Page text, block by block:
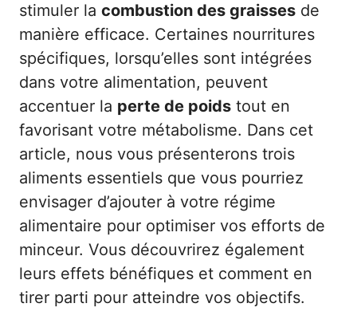
stimuler la combustion des graisses de
manière efficace. Certaines nourritures
spécifiques, lorsqu’elles sont intégrées
dans votre alimentation, peuvent
accentuer la perte de poids tout en
favorisant votre métabolisme. Dans cet
article, nous vous présenterons trois
aliments essentiels que vous pourriez
envisager d’ajouter à votre régime
alimentaire pour optimiser vos efforts de
minceur. Vous découvrirez également
leurs effets bénéfiques et comment en
tirer parti pour atteindre vos objectifs.